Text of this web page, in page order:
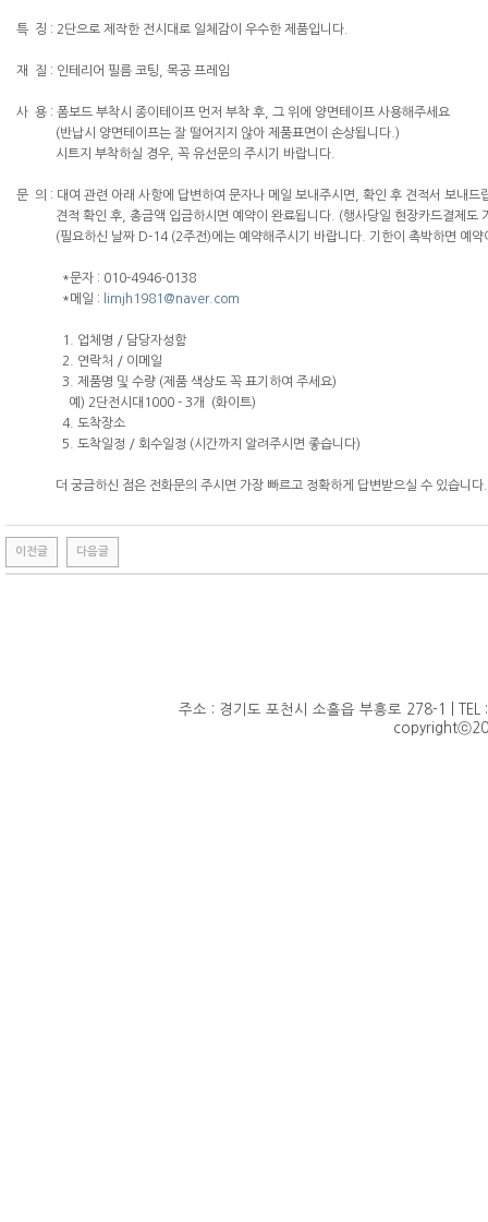
특 징 : 2단으로 제작한 전시대로 일체감이 우수한 제품입니다.
재 질 : 인테리어 필름 코팅, 목공 프레임
사 용 : 폼보드 부착시 종이테이프 먼저 부착 후, 그 위에 양면테이프 사용해주세요
(반납시 양면테이프는 잘 떨어지지 않아 제품표면이 손상됩니다.)
시트지 부착하실 경우, 꼭 유선문의 주시기 바랍니다.
문 의 : 대여 관련 아래 사항에 답변하여 문자나 메일 보내주시면, 확인 후 견적서 보내드
견적 확인 후, 총금액 입금하시면 예약이 완료됩니다. (행사당일 현장카드결제도
(필요하신 날짜 D-14 (2주전)에는 예약해주시기 바랍니다. 기한이 촉박하면 예약
*문자 : 010-4946-0138
*메일 :
limjh1981@naver.com
1. 업체명 / 담당자성함
2. 연락처 / 이메일
3. 제품명 및 수량 (제품 색상도 꼭 표기하여 주세요)
예) 2단전시대1000 - 3개 (화이트)
4. 도착장소
5. 도착일정 / 회수일정 (시간까지 알려주시면 좋습니다)
더 궁금하신 점은 전화문의 주시면 가장 빠르고 정확하게 답변받으실 수 있습니다.
이전글 다음글
주소 : 경기도 포천시 소흘읍 부흥로 278-1 |